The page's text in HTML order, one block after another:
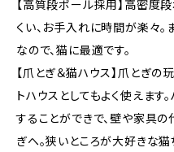
【高質段ボール採用】高密度
くい、お手入れに時間が楽々
なので、猫に最適です。
【爪とぎ＆猫ハウス】爪とぎの
トハウスとしてもよく使えます
することができで、壁や家具の
ぎへ。狭いところが大好きな